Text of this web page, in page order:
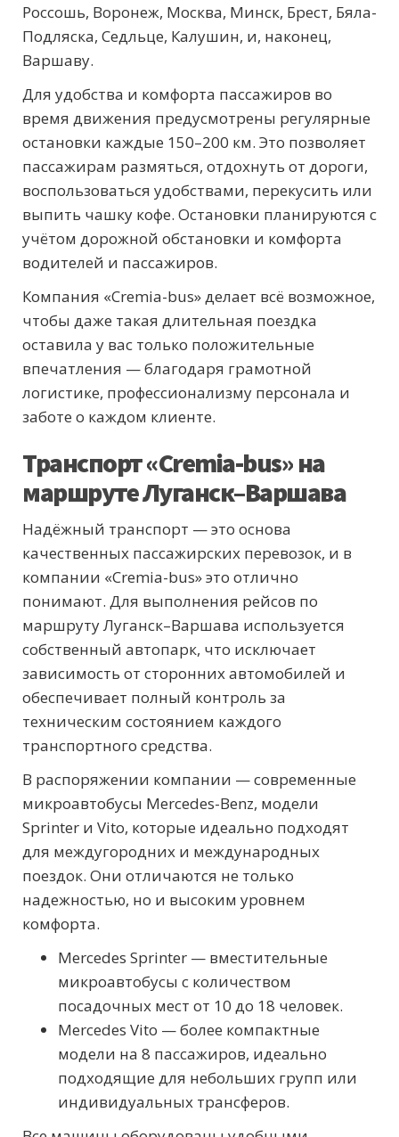
Россошь, Воронеж, Москва, Минск, Брест, Бяла-
Подляска, Седльце, Калушин, и, наконец,
Варшаву.
Для удобства и комфорта пассажиров во
время движения предусмотрены регулярные
остановки каждые 150–200 км. Это позволяет
пассажирам размяться, отдохнуть от дороги,
воспользоваться удобствами, перекусить или
выпить чашку кофе. Остановки планируются с
учётом дорожной обстановки и комфорта
водителей и пассажиров.
Компания «Cremia-bus» делает всё возможное,
чтобы даже такая длительная поездка
оставила у вас только положительные
впечатления — благодаря грамотной
логистике, профессионализму персонала и
заботе о каждом клиенте.
Транспорт «Cremia-bus» на
маршруте Луганск–Варшава
Надёжный транспорт — это основа
качественных пассажирских перевозок, и в
компании «Cremia-bus» это отлично
понимают. Для выполнения рейсов по
маршруту Луганск–Варшава используется
собственный автопарк, что исключает
зависимость от сторонних автомобилей и
обеспечивает полный контроль за
техническим состоянием каждого
транспортного средства.
В распоряжении компании — современные
микроавтобусы Mercedes-Benz, модели
Sprinter и Vito, которые идеально подходят
для междугородних и международных
поездок. Они отличаются не только
надежностью, но и высоким уровнем
комфорта.
Mercedes Sprinter — вместительные
микроавтобусы с количеством
посадочных мест от 10 до 18 человек.
Mercedes Vito — более компактные
модели на 8 пассажиров, идеально
подходящие для небольших групп или
индивидуальных трансферов.